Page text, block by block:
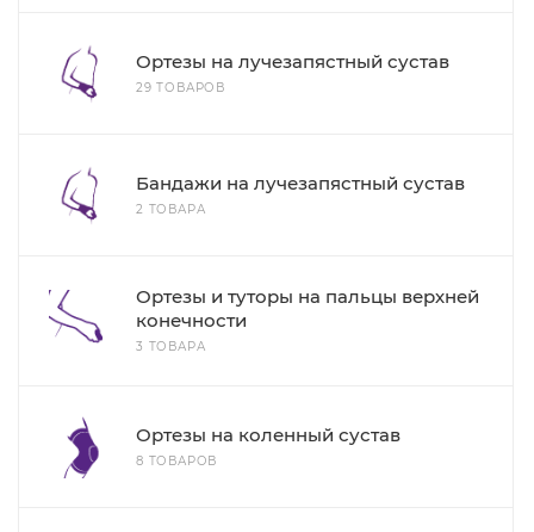
Ортезы на лучезапястный сустав
29 ТОВАРОВ
Бандажи на лучезапястный сустав
2 ТОВАРА
Ортезы и туторы на пальцы верхней
конечности
3 ТОВАРА
Ортезы на коленный сустав
8 ТОВАРОВ